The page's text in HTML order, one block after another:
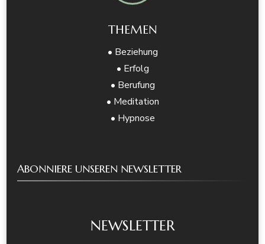
THEMEN
• Beziehung
• Erfolg
• Berufung
• Meditation
• Hypnose
ABONNIERE UNSEREN NEWSLETTER
NEWSLETTER